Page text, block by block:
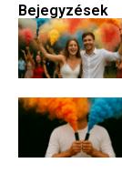
Bejegyzések